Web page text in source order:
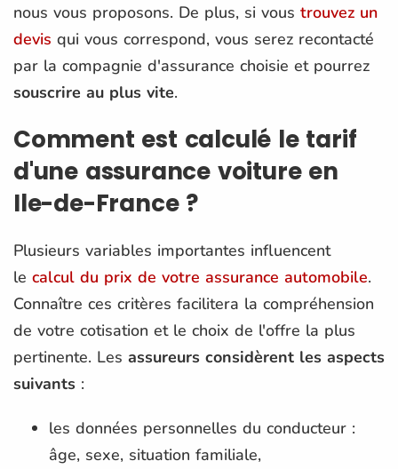
nous vous proposons. De plus, si vous trouvez un
devis qui vous correspond, vous serez recontacté
par la compagnie d'assurance choisie et pourrez
souscrire au plus vite.
Comment est calculé le tarif
d'une assurance voiture en
Ile-de-France ?
Plusieurs variables importantes influencent
le calcul du prix de votre assurance automobile.
Connaître ces critères facilitera la compréhension
de votre cotisation et le choix de l'offre la plus
pertinente. Les assureurs considèrent les aspects
suivants :
les données personnelles du conducteur :
âge, sexe, situation familiale,